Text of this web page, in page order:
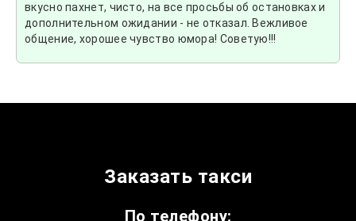
вкусно пахнет, чисто, на все просьбы об остановках и
дополнительном ожидании - не отказал. Вежливое
общение, хорошее чувство юмора! Советую!!!
Заказать такси
По телефону: